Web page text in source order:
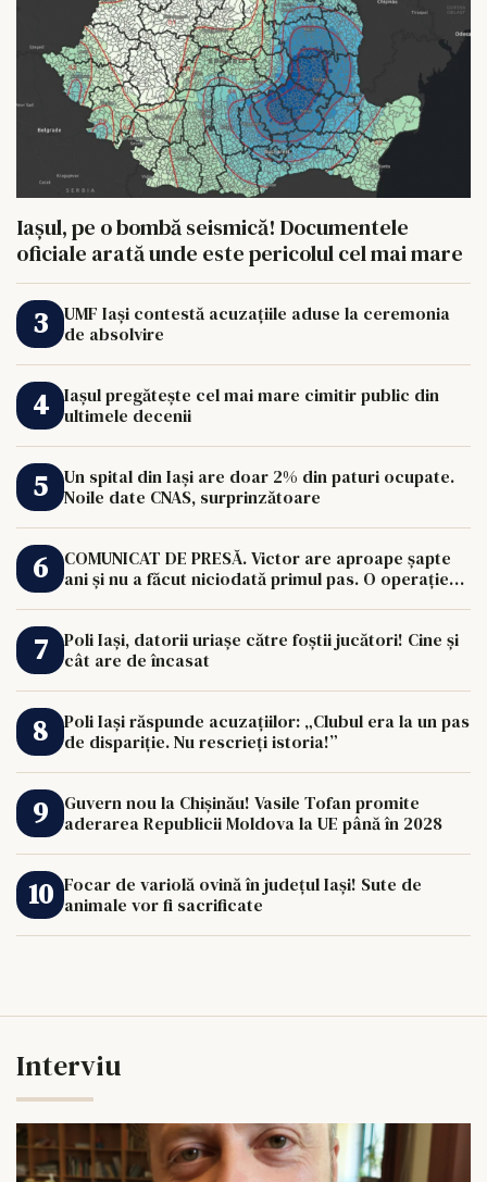
Iașul, pe o bombă seismică! Documentele
oficiale arată unde este pericolul cel mai mare
UMF Iași contestă acuzațiile aduse la ceremonia
de absolvire
Iașul pregătește cel mai mare cimitir public din
ultimele decenii
Un spital din Iași are doar 2% din paturi ocupate.
Noile date CNAS, surprinzătoare
COMUNICAT DE PRESĂ. Victor are aproape șapte
ani și nu a făcut niciodată primul pas. O operație
Poli Iași, datorii uriașe către foștii jucători! Cine și
cât are de încasat
Poli Iași răspunde acuzațiilor: „Clubul era la un pas
de dispariție. Nu rescrieți istoria!”
Guvern nou la Chișinău! Vasile Tofan promite
aderarea Republicii Moldova la UE până în 2028
Focar de variolă ovină în județul Iași! Sute de
animale vor fi sacrificate
Interviu